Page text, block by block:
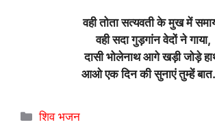
वही तोता सत्यवती के मुख में
वही सदा गुड़गांन वेदों ने गाया,
दासी भोलेनाथ आगे खड़ी जोड़े
आओ एक दिन की सुनाएं तुम्हें
Categories
शिव भजन